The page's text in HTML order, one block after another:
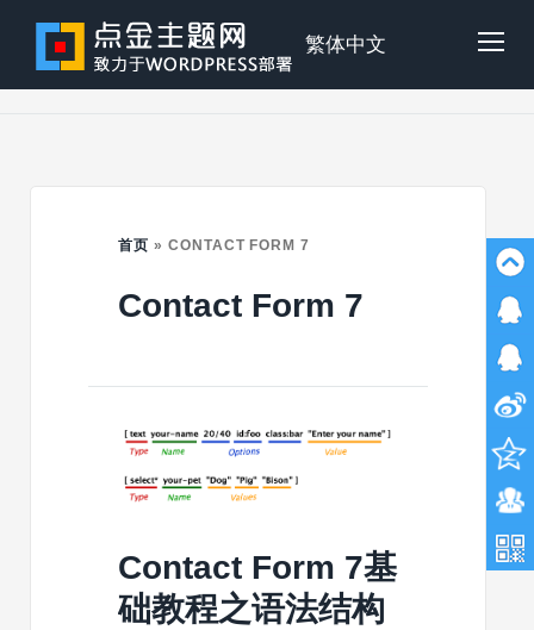
content
点
题
繁体中文
首页 » CONTACT FORM 7
Contact Form 7
Contact Form 7基
础教程之语法结构